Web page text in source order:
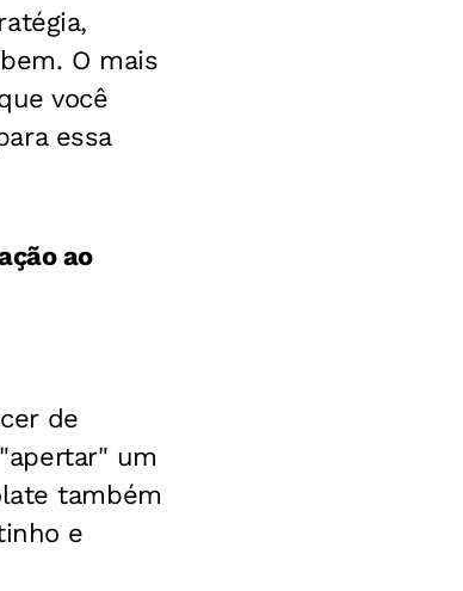
O mais
você
essa
ao
de
um
também
e